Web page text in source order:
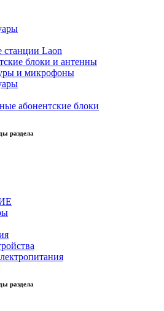
станции Laon
блоки и антенны
и микрофоны
абонентские блоки
раздела
раздела